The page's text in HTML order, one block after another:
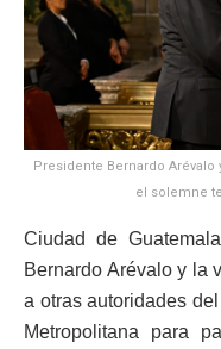
Presidente Bernardo
el solemne
Ciudad de
Bernardo Arévalo y la
a otras autoridades
Metropolitana para